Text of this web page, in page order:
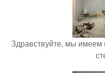
Здравствуйте, мы имеем